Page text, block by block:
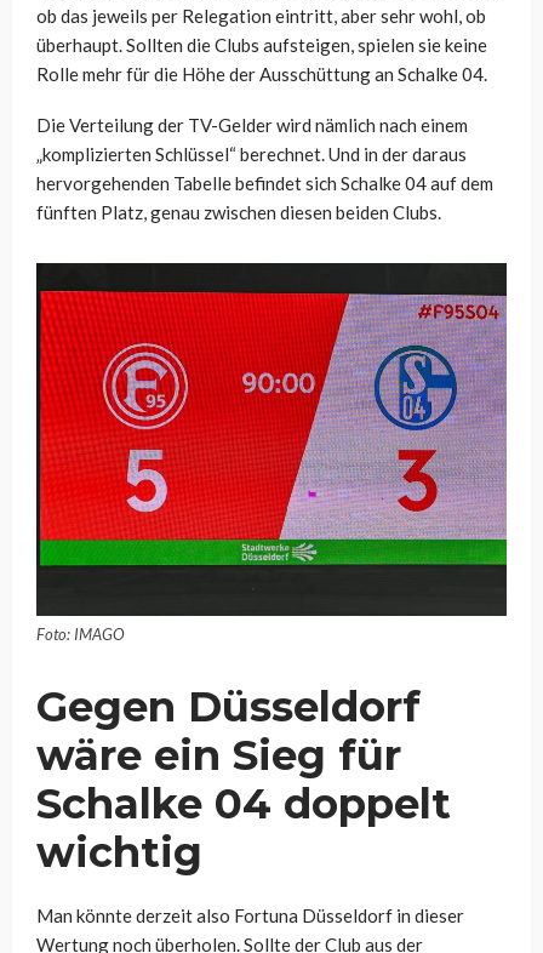
ob das jeweils per Relegation eintritt, aber sehr wohl, ob
überhaupt. Sollten die Clubs aufsteigen, spielen sie keine
Rolle mehr für die Höhe der Ausschüttung an Schalke 04.
Die Verteilung der TV-Gelder wird nämlich nach einem
„komplizierten Schlüssel“ berechnet. Und in der daraus
hervorgehenden Tabelle befindet sich Schalke 04 auf dem
fünften Platz, genau zwischen diesen beiden Clubs.
Foto: IMAGO
Gegen Düsseldorf
wäre ein Sieg für
Schalke 04 doppelt
wichtig
Man könnte derzeit also Fortuna Düsseldorf in dieser
Wertung noch überholen. Sollte der Club aus der